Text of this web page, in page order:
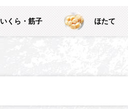
いくら・筋子 ほたて